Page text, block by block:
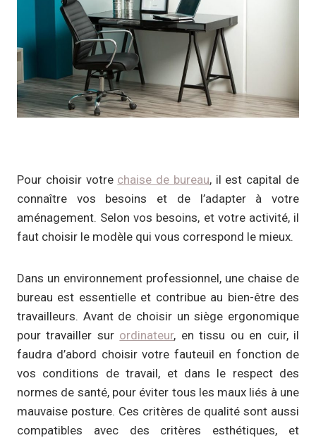
Pour choisir votre chaise de bureau, il est capital de
connaître vos besoins et de l’adapter à votre
aménagement. Selon vos besoins, et votre activité, il
faut choisir le modèle qui vous correspond le mieux.
Dans un environnement professionnel, une chaise de
bureau est essentielle et contribue au bien-être des
travailleurs. Avant de choisir un siège ergonomique
pour travailler sur ordinateur, en tissu ou en cuir, il
faudra d’abord choisir votre fauteuil en fonction de
vos conditions de travail, et dans le respect des
normes de santé, pour éviter tous les maux liés à une
mauvaise posture. Ces critères de qualité sont aussi
compatibles avec des critères esthétiques, et